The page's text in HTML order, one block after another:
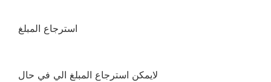
استرجاع المبلغ
لايمكن استرجاع المبلغ الي في حال